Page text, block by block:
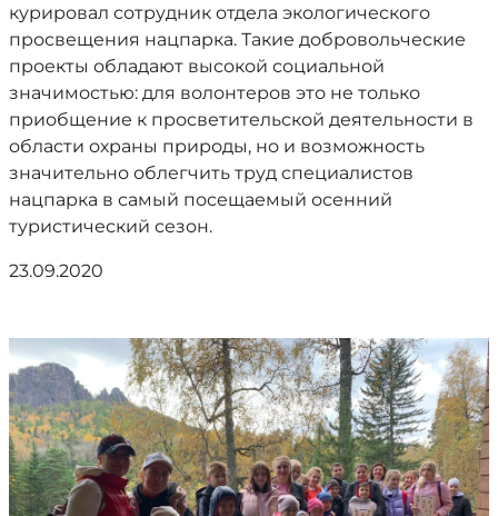
курировал сотрудник отдела экологического
просвещения нацпарка. Такие добровольческие
проекты обладают высокой социальной
значимостью: для волонтеров это не только
приобщение к просветительской деятельности в
области охраны природы, но и возможность
значительно облегчить труд специалистов
нацпарка в самый посещаемый осенний
туристический сезон.
23.09.2020